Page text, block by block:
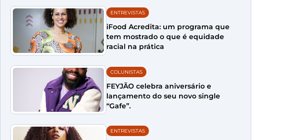
ENTREVISTAS
iFood Acredita: um programa que
tem mostrado o que é equidade
racial na prática
COLUNISTAS
FEYJÃO celebra aniversário e
lançamento do seu novo single
“Gafe”.
ENTREVISTAS